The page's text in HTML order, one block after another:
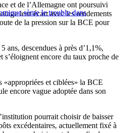
sème le trouble dans
et de l’Allemagne ont poursuivi
leur écart avec les rendements
de la pression sur la BCE pour
ans, descendues à près d’1,1%,
s’éloignent encore du taux proche de
«appropriées et ciblées» la BCE
encore vague adoptée dans son
pourrait choisir de baisser
excédentaires, actuellement fixé à